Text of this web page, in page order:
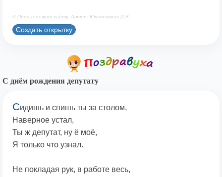
© Принадлежит сайту. Автор: Юкалевских Д.В.
Создать открытку
С днём рождения депутату
Сидишь и спишь ты за столом,
Наверное устал,
Ты ж депутат, ну ё моё,
Я только что узнал.
Не покладая рук, в работе весь,